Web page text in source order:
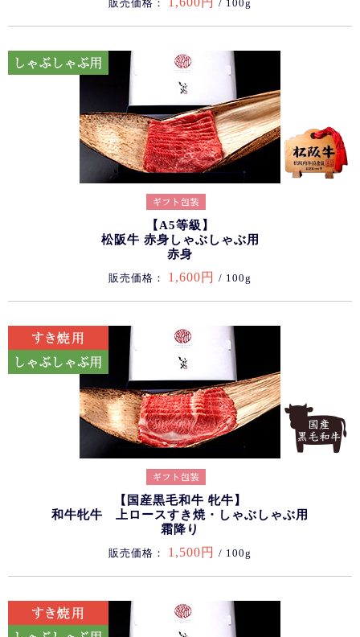
販売価格： / 100g
【A5等級】
松阪牛 赤身しゃぶしゃぶ用
赤身
販売価格： 1,600円 / 100g
【国産黒毛和牛 牝牛】
和牛牝牛 上ロースすき焼・しゃぶしゃぶ用
霜降り
販売価格： 1,500円 / 100g